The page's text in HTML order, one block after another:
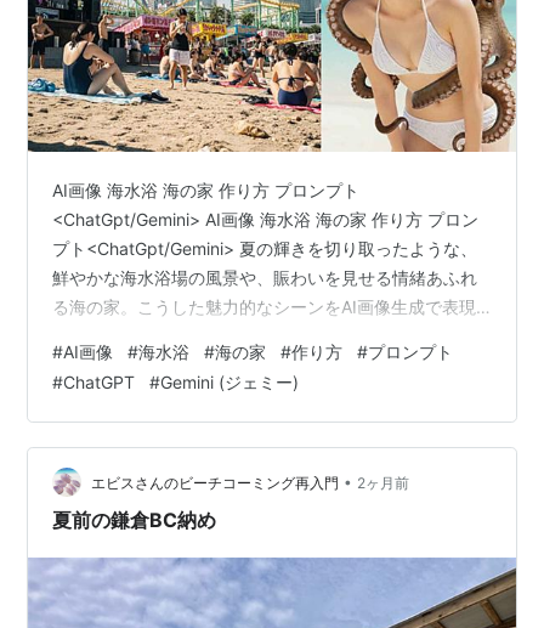
AI画像 海水浴 海の家 作り方 プロンプト
<ChatGpt/Gemini> AI画像 海水浴 海の家 作り方 プロン
プト<ChatGpt/Gemini> 夏の輝きを切り取ったような、
鮮やかな海水浴場の風景や、賑わいを見せる情緒あふれ
る海の家。こうした魅力的なシーンをAI画像生成で表現
のビジュアルを具現化するためには、生成AIである
ChatGPTやGeminiに対して、具体的かつ情熱的な指示を
出すことが鍵となります。 美しい海辺の風景や、こだわ
りの詰まった海の家を生成するためのコツは、シーンの
光の当たり方、人物の配置、そして全体の雰囲気を言葉
で…
#AI画像 #海水浴 #海の家 #作り方 #プロンプト
#ChatGPT #Gemini (ジェミー)
エビスさんのビーチコーミング再入門 • 2ヶ月前
夏前の鎌倉BC納め